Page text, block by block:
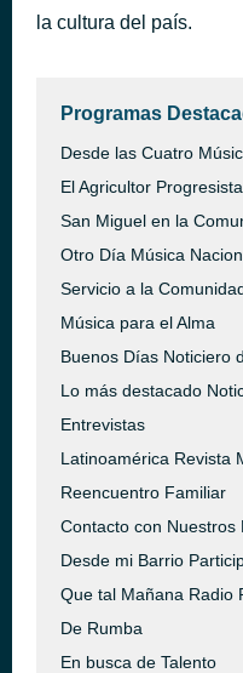
la cultura del país.
Programas
Desde las Cuatro
El Agricultor Progresista
San Miguel en la
Otro Día Música
Servicio a la
Música para el Alma
Buenos Días Noticiero
Lo más destacado
Entrevistas
Latinoamérica Revista
Reencuentro Familiar
Contacto con Nuestros
Desde mi Barrio
Que tal Mañana Radio
De Rumba
En busca de Talento